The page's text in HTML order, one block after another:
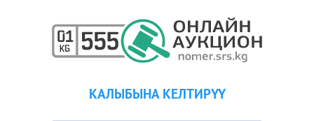
КАЛЫБЫНА КЕЛТИРҮҮ